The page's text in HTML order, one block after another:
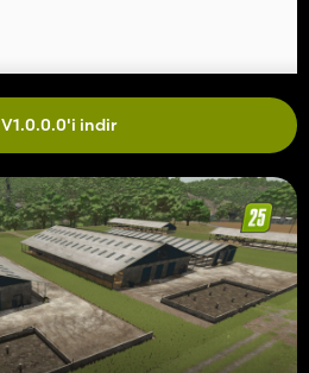
V1.0.0.0'i indir